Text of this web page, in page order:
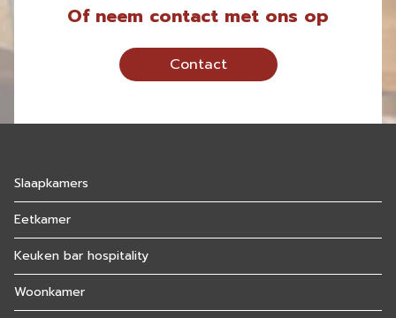
Of neem contact met ons op
Contact
Slaapkamers
Eetkamer
Keuken bar hospitality
Woonkamer